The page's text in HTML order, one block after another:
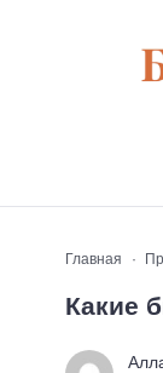
Главная
Какие